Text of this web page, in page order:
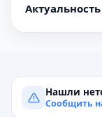
Нашли
Сообщить